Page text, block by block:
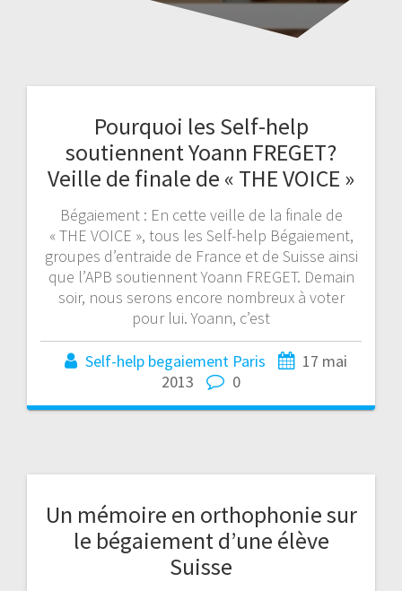
Pourquoi les Self-help
soutiennent Yoann FREGET?
Veille de finale de « THE VOICE »
Bégaiement : En cette veille de la finale de
« THE VOICE », tous les Self-help Bégaiement,
groupes d’entraide de France et de Suisse ainsi
que l’APB soutiennent Yoann FREGET. Demain
soir, nous serons encore nombreux à voter
pour lui. Yoann, c’est
Self-help begaiement Paris
17 mai
2013
0
Un mémoire en orthophonie sur
le bégaiement d’une élève
Suisse